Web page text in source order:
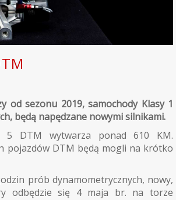
od sezonu 2019, samochody Klasy 1
będą napędzane nowymi silnikami.
5 DTM wytwarza ponad 610 KM.
pojazdów DTM będą mogli na krótko
prób dynamometrycznych, nowy,
odbędzie się 4 maja br. na torze